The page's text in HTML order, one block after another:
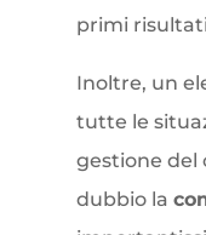
primi
Inoltre, un
tutte le
gestione del
dubbio la